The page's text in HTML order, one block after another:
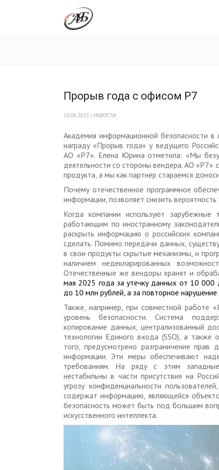
Прорыв года с офисом Р7
19.06.2025 | НОВОСТИ
Академия информационной безопасности
награду «Прорыв года» у ведущего
АО «Р7». Елена Юрина отметила: «Мы
деятельности со стороны вендера. АО «Р7»
продукта, а мы как партнер стараемся
Почему отечественное программное
информации, позволяет снизить
Когда компании используют
работающим по иностранному
раскрыть информацию о российских
сделать. Помимо передачи данных,
в свои продукты скрытые механизмы, и
наличием недекларированных
Отечественные же вендоры хранят и
мая 2025 года за утечку данных от 10
до 10 млн рублей, а за повторное
Также, например, при совместной работе
уровень безопасности. Система
копирование данных, централизованный
технологии Единого входа (SSO), а также
того, предусмотрено разграничение прав
информации. Эти меры обеспечивают
требованиям. На ряду с этим западные
нестабильны в части присутствия на
угрозу конфиденциальности
содержат информацию, являющейся
безопасность может быть под большим
искусственного интеллекта.